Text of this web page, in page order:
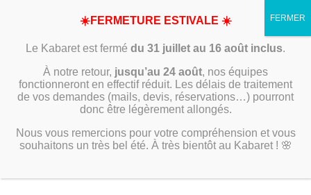
☀️FERMETURE ESTIVALE ☀️
Le Kabaret est fermé du 31 juillet au 16 août inclus.
À notre retour, jusqu’au 24 août, nos équipes
fonctionneront en effectif réduit. Les délais de traitement
de vos demandes (mails, devis, réservations…) pourront
donc être légèrement allongés.
Nous vous remercions pour votre compréhension et vous
souhaitons un très bel été. À très bientôt au Kabaret ! 🌸